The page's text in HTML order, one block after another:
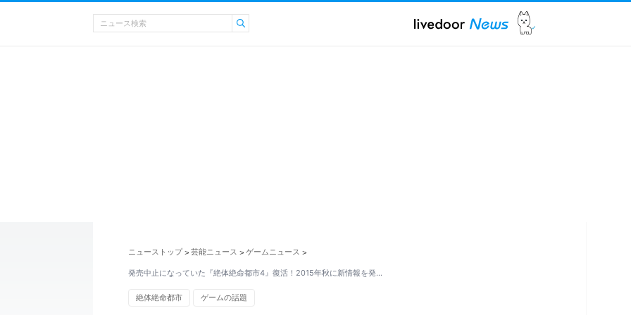
ニューストップ > 芸能ニュース > ゲームニュース >
発売中止になっていた『絶体絶命都市4』復活！2015年秋に新情報を発…
絶体絶命都市 ゲームの話題